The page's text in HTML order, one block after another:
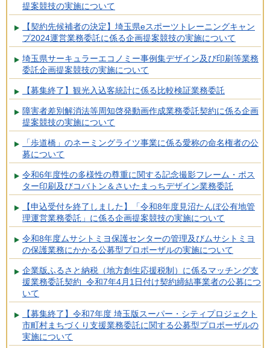
提案競技の実施について
【契約先候補者の決定】埼玉県eスポーツトレーニングキャン
プ2024運営業務委託に係る企画提案競技の実施について
埼玉県サーキュラーエコノミー事例集デザイン及び印刷等業務
委託企画提案競技の実施について
【募集終了】観光入込客統計に係る比較検証業務委託
障害者差別解消法等周知啓発動画作成業務委託契約に係る企画
提案競技の実施について
「歩道橋」のネーミングライツ事業に係る愛称の命名権者の公
募について
令和6年度性の多様性の尊重に関する記念撮影フレーム・ポス
ター印刷及びコバトン＆さいたまっちデザイン業務委託
【申込受付を終了しました】「令和8年度見沼たんぼ公有地管
理運営業務委託」に係る企画提案競技の実施について
令和8年度ムサシトミヨ保護センターの管理及びムサシトミヨ
の保護業務にかかる公募型プロポーザルの実施について
企業版ふるさと納税（地方創生応援税制）に係るマッチング支
援業務委託契約 令和7年4月1日付け契約締結事業者の公募につ
いて
【募集終了】令和7年度 埼玉版スーパー・シティプロジェクト
市町村まちづくり支援業務委託に関する公募型プロポーザルの
実施について